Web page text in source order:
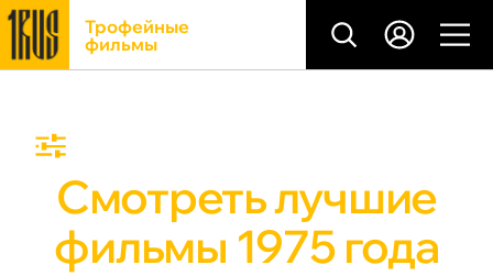
Трофейные
фильмы
Смотреть лучшие
фильмы 1975 года